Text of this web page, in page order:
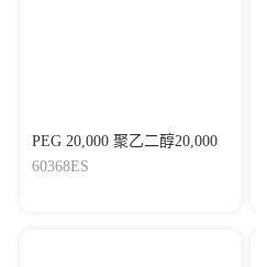
PEG 20,000 聚乙二醇20,000
60368ES